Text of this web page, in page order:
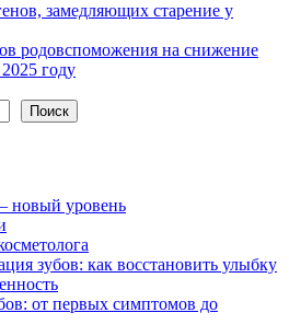
замедляющих старение у
родовспоможения на снижение
году
Поиск
новый уровень
зубов: как восстановить улыбку
от первых симптомов до